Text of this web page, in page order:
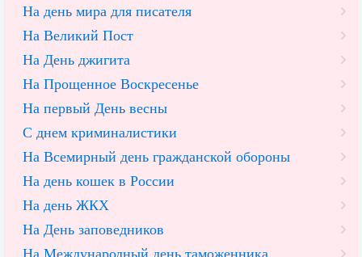
На день мира для писателя
На Великий Пост
На День джигита
На Прощенное Воскресенье
На первый День весны
С днем криминалистики
На Всемирный день гражданской обороны
На день кошек в России
На день ЖКХ
На День заповедников